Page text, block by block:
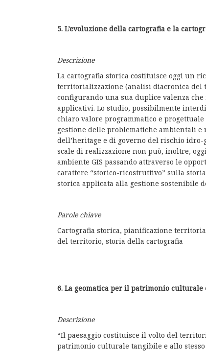
5. L’evoluzione della cartografia e la
Descrizione
La cartografia storica costituisce oggi un
territorializzazione (analisi diacronica del
configurando una sua duplice valenza
applicativi. Lo studio, possibilmente
chiaro valore programmatico e
gestione delle problematiche ambientali
dell’heritage e di governo del rischio
scale di realizzazione non può, inoltre,
ambiente GIS passando attraverso le
carattere “storico-ricostruttivo” sulla
storica applicata alla gestione sostenibile
Parole chiave
Cartografia storica, pianificazione
del territorio, storia della cartografia
6. La geomatica per il patrimonio culturale
Descrizione
“Il paesaggio costituisce il volto del
patrimonio culturale tangibile e allo